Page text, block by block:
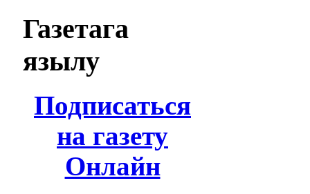
Газетага
язылу
Подписаться
на газету
Онлайн